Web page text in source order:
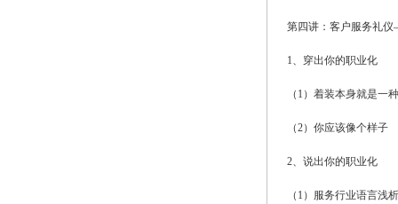
第四讲：客户服务礼
1、穿出你的职业化
（1）着装本身就是一
（2）你应该像个样子
2、说出你的职业化
（1）服务行业语言浅析